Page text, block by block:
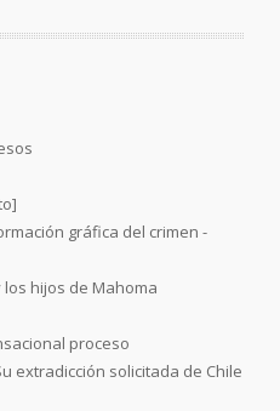
gráfica del crimen -
los hijos de Mahoma
proceso
extradicción solicitada de Chile